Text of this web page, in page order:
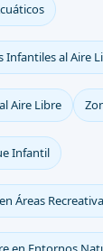
Infantiles al Aire
Aire Libre
Infantil
Áreas